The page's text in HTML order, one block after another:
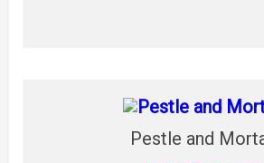
Pestle and